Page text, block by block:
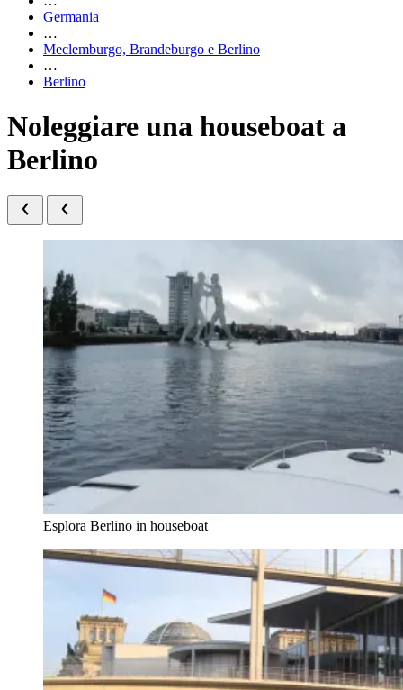
Germania
…
Meclemburgo, Brandeburgo e Berlino
…
Berlino
Noleggiare una houseboat a
Berlino
Esplora Berlino in houseboat